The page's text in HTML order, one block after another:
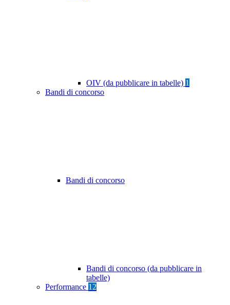
OIV (da pubblicare in tabelle) 1
Bandi di concorso
Bandi di concorso
Bandi di concorso (da pubblicare in
tabelle)
Performance 12